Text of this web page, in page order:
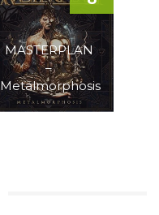
MASTERPLAN
–
Metalmorphosis